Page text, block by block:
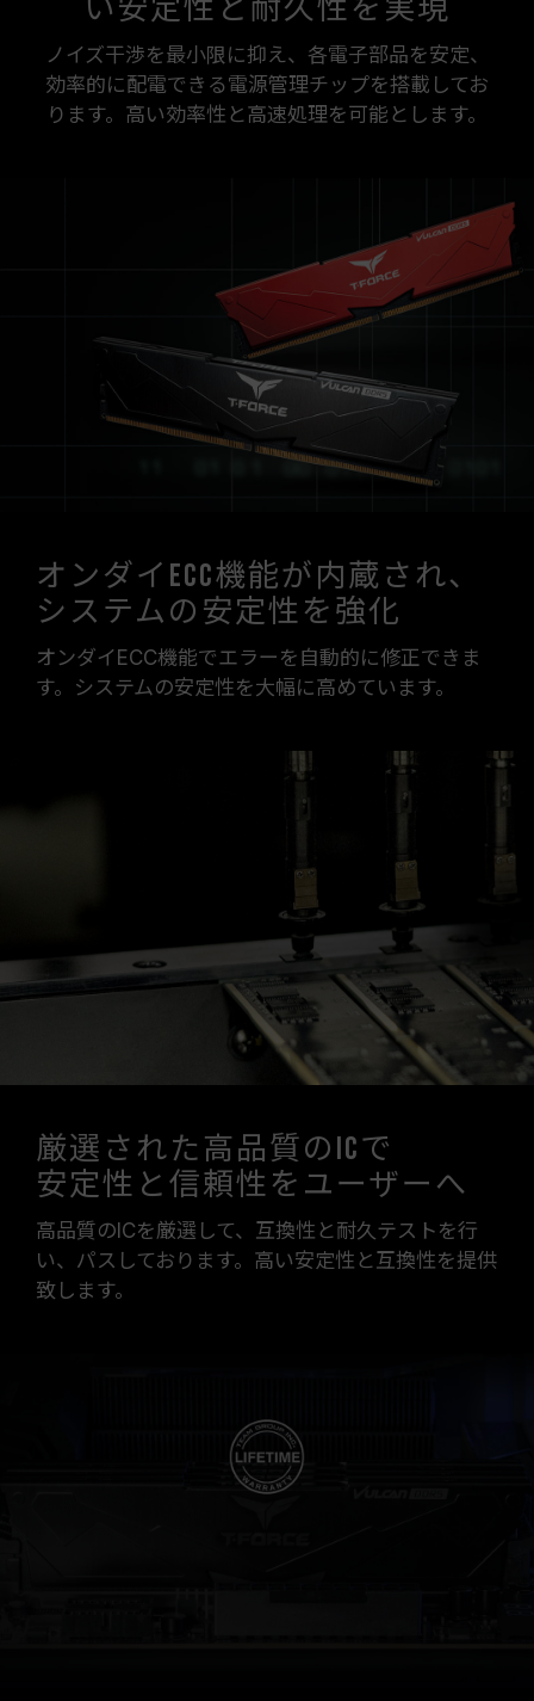
い安定性と耐久性を実現
ノイズ干渉を最小限に抑え、各電子部品を安定、
効率的に配電できる電源管理チップを搭載してお
ります。高い効率性と高速処理を可能とします。
オンダイECC機能が内蔵され、
システムの安定性を強化
オンダイECC機能でエラーを自動的に修正できま
す。システムの安定性を大幅に高めています。
厳選された高品質のICで
安定性と信頼性をユーザーへ
高品質のICを厳選して、互換性と耐久テストを行
い、パスしております。高い安定性と互換性を提供
致します。